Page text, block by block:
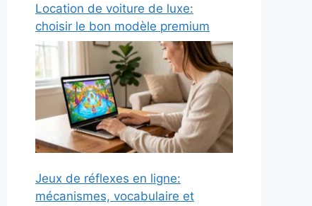
Location de voiture de luxe:
choisir le bon modèle premium
Jeux de réflexes en ligne:
mécanismes, vocabulaire et